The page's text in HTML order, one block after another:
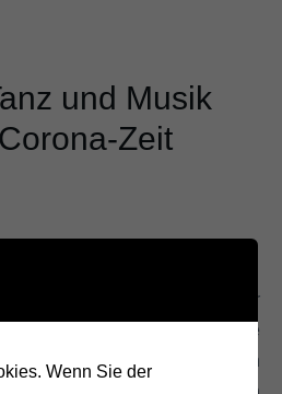
und Musik
Zeit
jungen Menschen in unserer
Bring deine Talente auf die
alle Menschen, die es wagen
Wenn Sie der